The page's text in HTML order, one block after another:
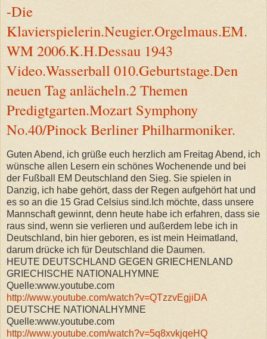
-Die
Klavierspielerin.Neugier.Orgelmaus.EM.
WM 2006.K.H.Dessau 1943
Video.Wasserball 010.Geburtstage.Den
neuen Tag anlächeln.2 Themen
Predigtgarten.Mozart Symphony
No.40/Pinock Berliner Philharmoniker.
Guten Abend, ich grüße euch herzlich am Freitag Abend, ich
wünsche allen Lesern ein schönes Wochenende und bei
der Fußball EM Deutschland den Sieg. Sie spielen in
Danzig, ich habe gehört, dass der Regen aufgehört hat und
es so an die 15 Grad Celsius sind.Ich möchte, dass unsere
Mannschaft gewinnt, denn heute habe ich erfahren, dass sie
raus sind, wenn sie verlieren und außerdem lebe ich in
Deutschland, bin hier geboren, es ist mein Heimatland,
darum drücke ich für Deutschland die Daumen.
HEUTE DEUTSCHLAND GEGEN GRIECHENLAND
GRIECHISCHE NATIONALHYMNE
Quelle:www.youtube.com
http://www.youtube.com/watch?v=QTzzvEgjiDA
DEUTSCHE NATIONALHYMNE
Quelle:www.youtube.com
http://www.youtube.com/watch?v=5q8xvkjqeHQ